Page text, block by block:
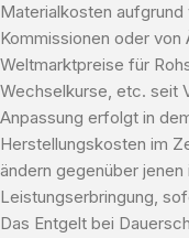
Materialkosten
Kommissionen oder von
Weltmarktpreise für
Wechselkurse, etc. seit
Anpassung erfolgt in
Herstellungskosten im
ändern gegenüber
Leistungserbringung,
Das Entgelt bei